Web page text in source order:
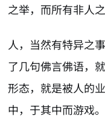
之举，而所有非人
人，当然有特异之
了几句佛言佛语，
形态，就是被人的
中，于其中而游戏。